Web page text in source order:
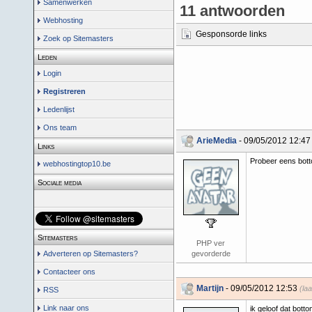
Samenwerken
Webhosting
Zoek op Sitemasters
Leden
Login
Registreren
Ledenlijst
Ons team
Links
webhostingtop10.be
Sociale media
Sitemasters
Adverteren op Sitemasters?
Contacteer ons
RSS
Link naar ons
11 antwoorden
Gesponsorde links
ArieMedia- 09/05/2012 12:47
PHP ver
gevorderde
Probeer eens
Martijn- 09/05/2012 12:53
ik geloof dat